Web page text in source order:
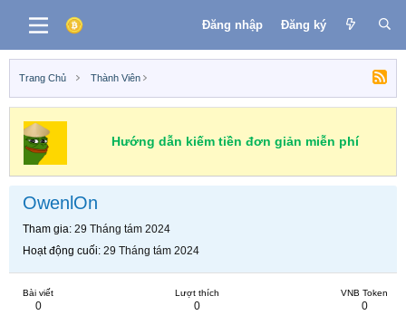
Đăng nhập Đăng ký
Trang Chủ Thành Viên
Hướng dẫn kiếm tiền đơn giản miễn phí
OwenlOn
Tham gia 29 Tháng tám 2024
Hoạt động cuối 29 Tháng tám 2024
Bài viết
0
Lượt thích
0
VNB Token
0